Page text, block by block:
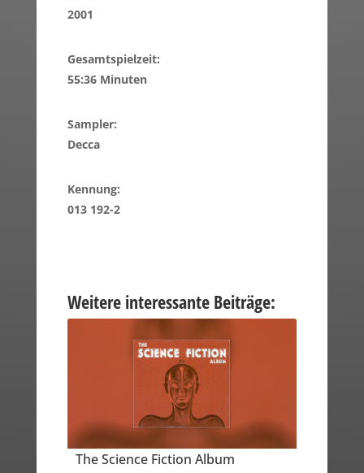
2001
Gesamtspielzeit:
55:36 Minuten
Sampler:
Decca
Kennung:
013 192-2
Weitere interessante Beiträge:
The Science Fiction Album